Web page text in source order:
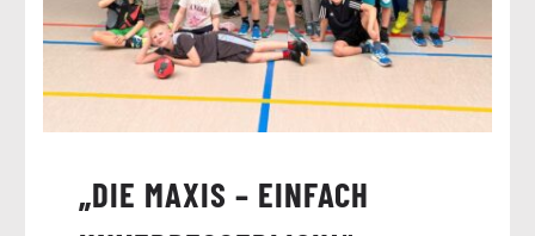
„DIE MAXIS – EINFACH